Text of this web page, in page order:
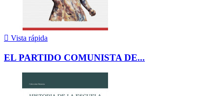
 Vista rápida
EL PARTIDO COMUNISTA DE...